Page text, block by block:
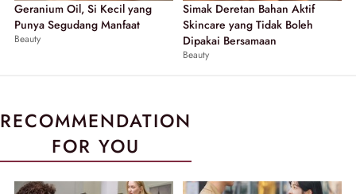
Geranium Oil, Si Kecil yang
Punya Segudang Manfaat
Beauty
Simak Deretan Bahan Aktif
Skincare yang Tidak Boleh
Dipakai Bersamaan
Beauty
RECOMMENDATION
FOR YOU